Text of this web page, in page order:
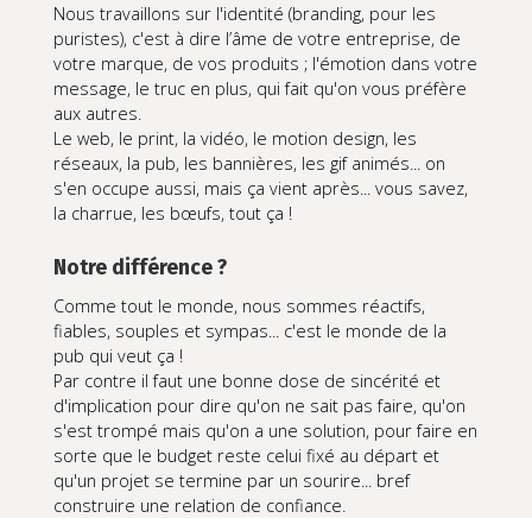
Nous travaillons sur l'identité (branding, pour les
puristes), c'est à dire l’âme de votre entreprise, de
votre marque, de vos produits ; l'émotion dans votre
message, le truc en plus, qui fait qu'on vous préfère
aux autres.
Le web, le print, la vidéo, le motion design, les
réseaux, la pub, les bannières, les gif animés... on
s'en occupe aussi, mais ça vient après... vous savez,
la charrue, les bœufs, tout ça !
Notre différence ?
Comme tout le monde, nous sommes réactifs,
fiables, souples et sympas... c'est le monde de la
pub qui veut ça !
Par contre il faut une bonne dose de sincérité et
d'implication pour dire qu'on ne sait pas faire, qu'on
s'est trompé mais qu'on a une solution, pour faire en
sorte que le budget reste celui fixé au départ et
qu'un projet se termine par un sourire... bref
construire une relation de confiance.